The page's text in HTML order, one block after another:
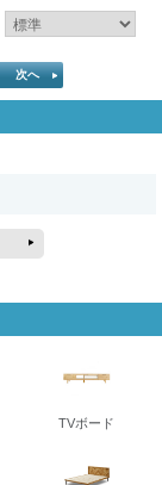
次へ
TVボード